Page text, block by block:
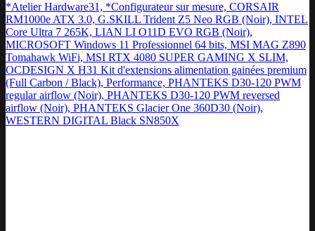
*Atelier Hardware31, *Configurateur sur mesure, CORSAIR
RM1000e ATX 3.0, G.SKILL Trident Z5 Neo RGB (Noir), INTEL
Core Ultra 7 265K, LIAN LI O11D EVO RGB (Noir),
MICROSOFT Windows 11 Professionnel 64 bits, MSI MAG Z890
Tomahawk WiFi, MSI RTX 4080 SUPER GAMING X SLIM,
OCDESIGN X H31 Kit d'extensions alimentation gainées premium
(Full Carbon / Black), Performance, PHANTEKS D30-120 PWM
regular airflow (Noir), PHANTEKS D30-120 PWM reversed
airflow (Noir), PHANTEKS Glacier One 360D30 (Noir),
WESTERN DIGITAL Black SN850X